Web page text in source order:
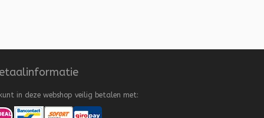
in deze webshop veilig betalen met: